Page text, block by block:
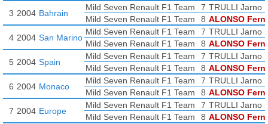
3 2004 Bahrain
Mild Seven Renault F1 Team 7 TRULLI Jarno
Mild Seven Renault F1 Team
8 ALONSO
4 2004 San Marino
Mild Seven Renault F1 Team 7 TRULLI Jarno
Mild Seven Renault F1 Team
8 ALONSO
5 2004 Spain
Mild Seven Renault F1 Team 7 TRULLI Jarno
Mild Seven Renault F1 Team
8 ALONSO
6 2004 Monaco
Mild Seven Renault F1 Team 7 TRULLI Jarno
Mild Seven Renault F1 Team
8 ALONSO
7 2004 Europe
Mild Seven Renault F1 Team 7 TRULLI Jarno
Mild Seven Renault F1 Team
8 ALONSO